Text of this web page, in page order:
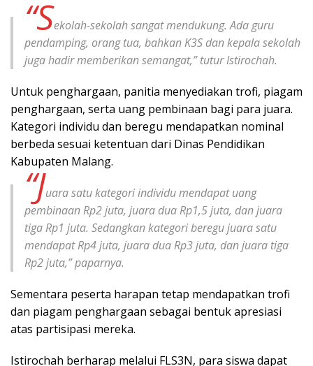
“Sekolah-sekolah sangat mendukung. Ada guru
pendamping, orang tua, bahkan K3S dan kepala sekolah
juga hadir memberikan semangat,” tutur Istirochah.
Untuk penghargaan, panitia menyediakan trofi, piagam
penghargaan, serta uang pembinaan bagi para juara.
Kategori individu dan beregu mendapatkan nominal
berbeda sesuai ketentuan dari Dinas Pendidikan
Kabupaten Malang.
“Juara satu kategori individu mendapat uang
pembinaan Rp2 juta, juara dua Rp1,5 juta, dan juara
tiga Rp1 juta. Sedangkan kategori beregu juara satu
mendapat Rp4 juta, juara dua Rp3 juta, dan juara tiga
Rp2 juta,” paparnya.
Sementara peserta harapan tetap mendapatkan trofi
dan piagam penghargaan sebagai bentuk apresiasi
atas partisipasi mereka.
Istirochah berharap melalui FLS3N, para siswa dapat